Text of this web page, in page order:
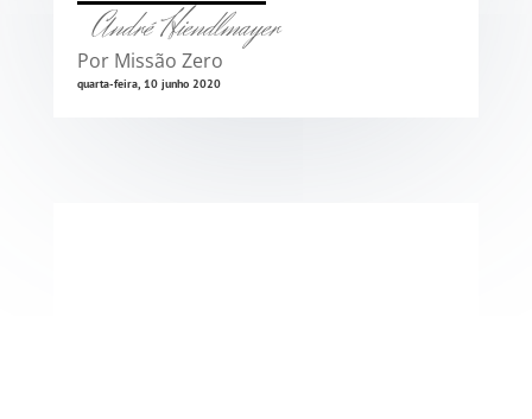
André Hiendlmayer
Por Missão Zero
quarta-feira, 10 junho 2020